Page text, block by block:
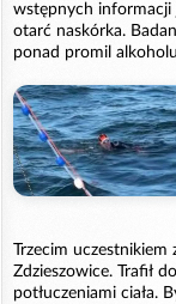
wstępnych informacji
otarć naskórka.
ponad promil
Trzecim uczestnikiem
Zdzieszowice. Trafił
potłuczeniami ciała.